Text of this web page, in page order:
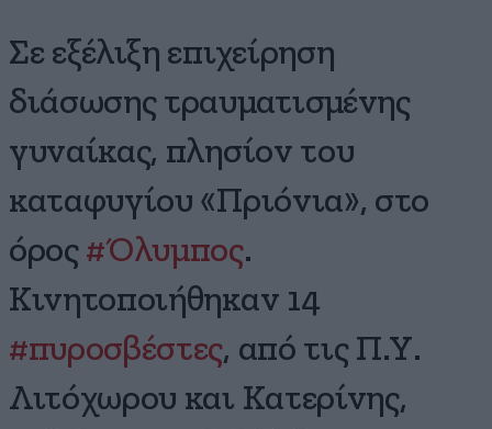
Σε εξέλιξη επιχείρηση
διάσωσης τραυματισμένης
γυναίκας, πλησίον του
καταφυγίου «Πριόνια», στο
όρος #Όλυμπος.
Κινητοποιήθηκαν 14
#πυροσβέστες, από τις Π.Υ.
Λιτόχωρου και Κατερίνης,